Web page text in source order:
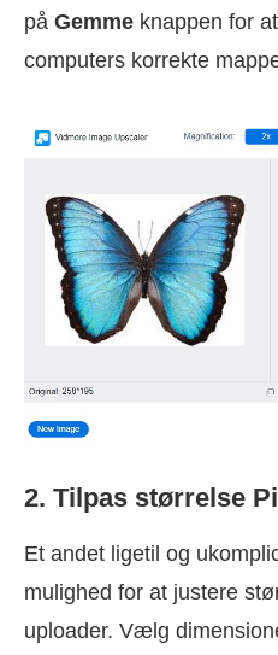
på Gemme knappen for
computers korrekte
2. Tilpas størrelse
Et andet ligetil og
mulighed for at justere
uploader. Vælg